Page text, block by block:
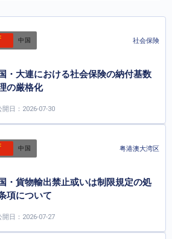
中国 社会保険
・大連における社会保険の納付基数
の厳格化
開日：2026-07-30
中国 粤港澳大湾区
・貨物輸出禁止或いは制限規定の処
項について
開日：2026-07-27